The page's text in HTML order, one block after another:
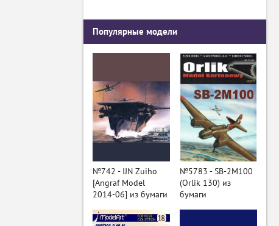
Популярные модели
№742 - IJN Zuiho
[Angraf Model
2014-06] из бумаги
№5783 - SB-2M100
(Orlik 130) из
бумаги